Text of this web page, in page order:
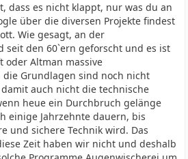
dass es nicht klappt, nur was du an
über die diversen Projekte findest
Wie gesagt, an der
seit den 60`ern geforscht und es ist
oder Altman massive
Grundlagen sind noch nicht
auch nicht die technische
heue ein Durchbruch gelänge
einige Jahrzehnte dauern, bis
und sichere Technik wird. Das
Zeit haben wir nicht und deshalb